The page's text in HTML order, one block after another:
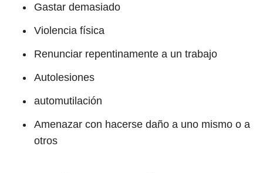
Gastar demasiado
Violencia física
Renunciar repentinamente a un trabajo
Autolesiones
automutilación
Amenazar con hacerse daño a uno mismo o a
otros